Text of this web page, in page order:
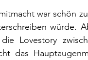
war schön
würde.
Lovestory
das